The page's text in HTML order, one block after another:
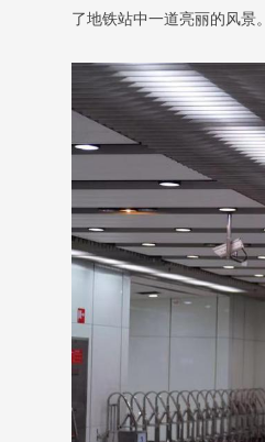
了地铁站中一道亮丽的风景。